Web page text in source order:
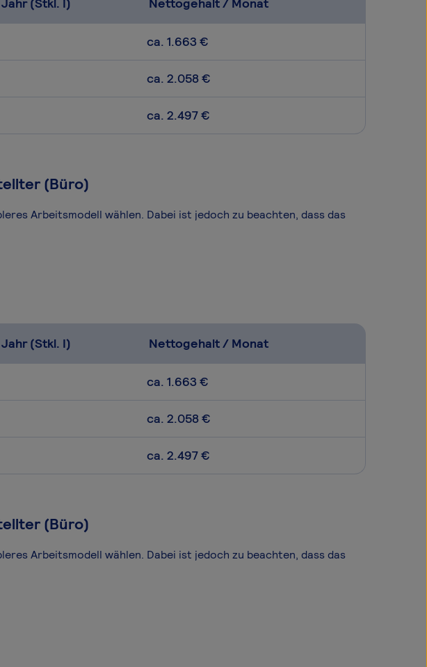
ca. 1.663 €
ca. 2.058 €
ca. 2.497 €
(Büro)
Arbeitsmodell wählen. Dabei ist jedoch zu beachten, dass das
(Stkl. I) Nettogehalt / Monat
ca. 1.663 €
ca. 2.058 €
ca. 2.497 €
(Büro)
Arbeitsmodell wählen. Dabei ist jedoch zu beachten, dass das